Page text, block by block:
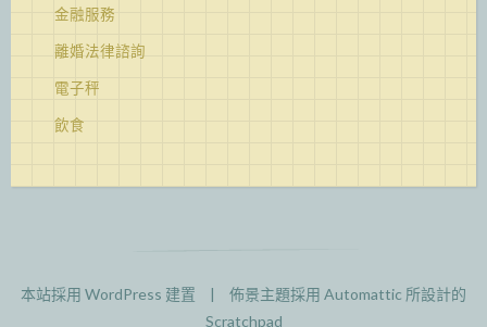
金融服務
離婚法律諮詢
電子秤
飲食
本站採用 WordPress 建置 | 佈景主題採用 Automattic 所設計的
Scratchpad